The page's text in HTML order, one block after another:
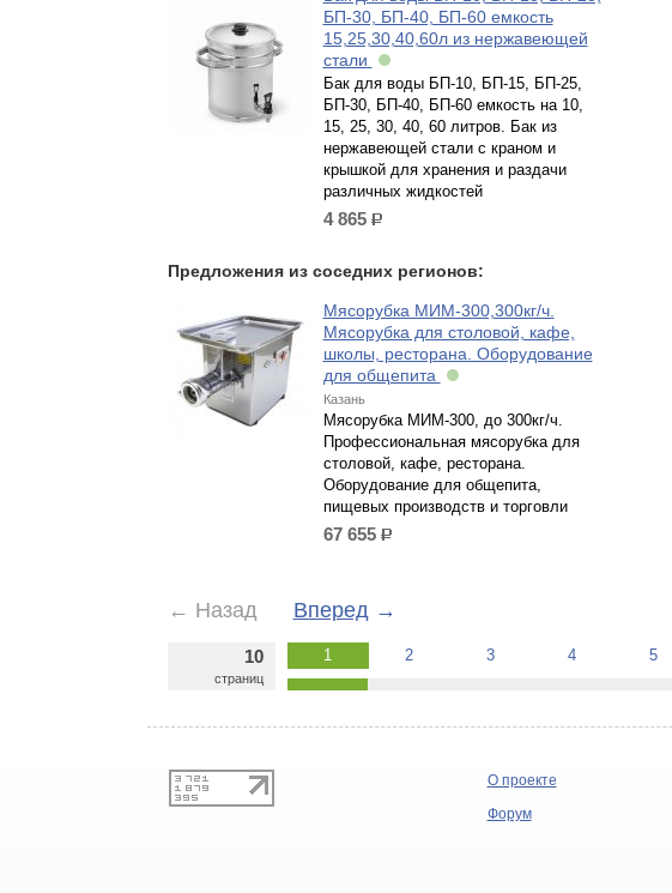
БП-30, БП-40, БП-60 емкость
15,25,30,40,60л из нержавеющей
стали
Бак для воды БП-10, БП-15, БП-25,
БП-30, БП-40, БП-60 емкость на 10,
15, 25, 30, 40, 60 литров. Бак из
нержавеющей стали с краном и
крышкой для хранения и раздачи
различных жидкостей
4 865 р.
Предложения из соседних регионов:
Мясорубка МИМ-300,300кг/ч.
Мясорубка для столовой, кафе,
школы, ресторана. Оборудование
для общепита
Казань
Мясорубка МИМ-300, до 300кг/ч.
Профессиональная мясорубка для
столовой, кафе, ресторана.
Оборудование для общепита,
пищевых производств и торговли
67 655 р.
← Назад Вперед→
10
страниц
1 2 3 4 5
О проекте
Форум